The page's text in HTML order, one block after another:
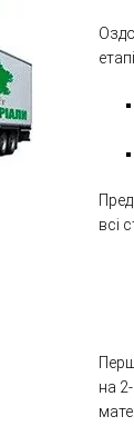
всі
на